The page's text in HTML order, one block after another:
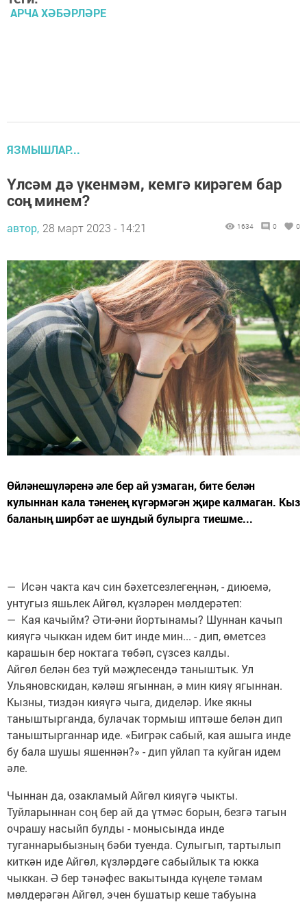
АРЧА ХӘБӘРЛӘРЕ
ЯЗМЫШЛАР...
Үлсәм дә үкенмәм, кемгә кирәгем бар
соң минем?
автор, 28 март 2023 - 14:21 1634 0 0
Өйләнешүләренә әле бер ай узмаган, бите белән
кулыннан кала тәненең күгәрмәгән җире калмаган. Кыз
баланың ширбәт ае шундый булырга тиешме...
— Исән чакта кач син бәхетсезлегеңнән, - диюемә,
унтугыз яшьлек Айгөл, күзләрен мөлдерәтеп:
— Кая качыйм? Әти-әни йортынамы? Шуннан качып
кияүгә чыккан идем бит инде мин... - дип, өметсез
карашын бер ноктага төбәп, сүзсез калды.
Айгөл белән без туй мәҗлесендә таныштык. Ул
Ульяновскидан, кәләш ягыннан, ә мин кияү ягыннан.
Кызны, тиздән кияүгә чыга, диделәр. Ике якны
таныштырганда, булачак тормыш иптәше белән дип
таныштырганнар иде. «Бигрәк сабый, кая ашыга инде
бу бала шушы яшеннән?» - дип уйлап та куйган идем
әле.
Чыннан да, озакламый Айгөл кияүгә чыкты.
Туйларыннан соң бер ай да үтмәс борын, безгә тагын
очрашу насыйп булды - монысында инде
туганнарыбызның бәби туенда. Сулыгып, тартылып
киткән иде Айгөл, күзләрдәге сабыйлык та юкка
чыккан. Ә бер тәнәфес вакытында күңеле тәмам
мөлдерәгән Айгөл, эчен бушатыр кеше табуына